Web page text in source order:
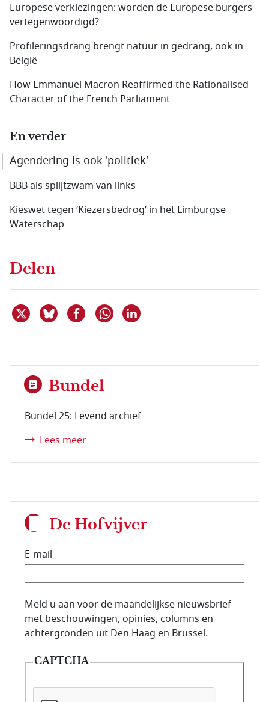
Europese verkiezingen: worden de Europese burgers
vertegenwoordigd?
Profileringsdrang brengt natuur in gedrang, ook in
België
How Emmanuel Macron Reaffirmed the Rationalised
Character of the French Parliament
En verder
Agendering is ook 'politiek'
BBB als splijtzwam van links
Kieswet tegen ‘Kiezersbedrog’ in het Limburgse
Waterschap
Delen
Deel dit item op X
Deel dit item op Bluesky
Deel dit item op Facebook
Delen via WhatsApp
Bundel
Bundel 25: Levend archief
Lees meer
De Hofvijver
E-mail
E-mailadres van de abonnee.
Meld u aan voor de maandelijkse nieuwsbrief
met beschouwingen, opinies, columns en
achtergronden uit Den Haag en Brussel.
CAPTCHA